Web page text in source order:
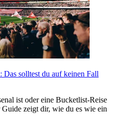
Das solltest du auf keinen Fall
ist oder eine Bucketlist-Reise
zeigt dir, wie du es wie ein